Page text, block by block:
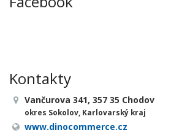
Kontakty
Vančurova 341, 357 35 Chodov
okres Sokolov, Karlovarský kraj
www.dinocommerce.cz